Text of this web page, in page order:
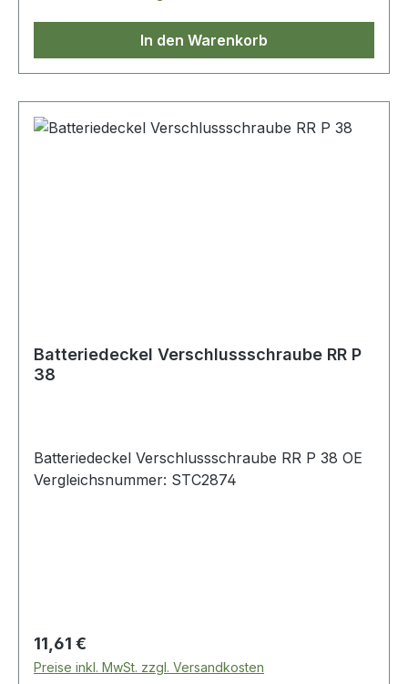
In den Warenkorb
Batteriedeckel Verschlussschraube RR P
38
Batteriedeckel Verschlussschraube RR P 38 OE
Vergleichsnummer: STC2874
Regulärer Preis:
11,61 €
Preise inkl. MwSt. zzgl. Versandkosten